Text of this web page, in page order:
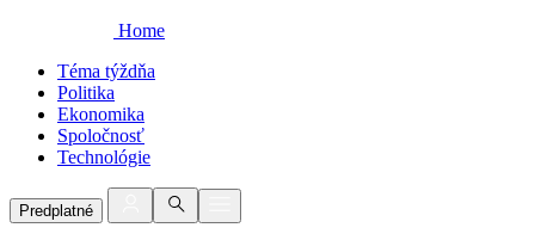
Home
Téma týždňa
Politika
Ekonomika
Spoločnosť
Technológie
Predplatné